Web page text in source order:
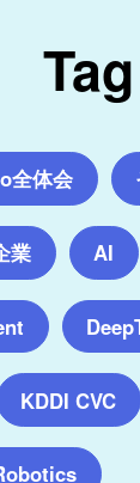
Tag
全体会
業 AI
KDDI CVC